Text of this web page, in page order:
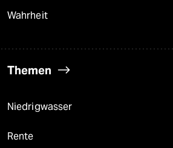
Wahrheit
Themen
Niedrigwasser
Rente